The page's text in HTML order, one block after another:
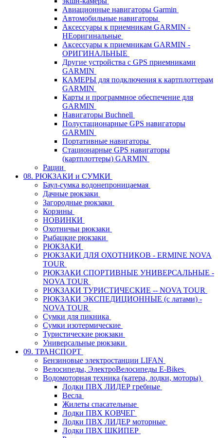
Авиационные навигаторы Garmin
Автомобильные навигаторы
Аксессуары к приемникам GARMIN -
НЕоригинальные
Аксессуары к приемникам GARMIN -
ОРИГИНАЛЬНЫЕ
Другие устройства с GPS приемниками
GARMIN
КАМЕРЫ для подключения к картплоттерам
GARMIN
Карты и программное обеспечение для
GARMIN
Навигаторы Buchnell
Полустационарные GPS навигаторы
GARMIN
Портативные навигаторы
Стационарные GPS навигаторы
(картплоттеры) GARMIN
Рации
08. РЮКЗАКИ и СУМКИ
Баул-сумка водонепроницаемая
Дачные рюкзаки
Загородные рюкзаки
Корзины
НОВИНКИ
Охотничьи рюкзаки
Рыбацкие рюкзаки
РЮКЗАКИ
РЮКЗАКИ ДЛЯ ОХОТНИКОВ - ERMINE NOVA
TOUR
РЮКЗАКИ СПОРТИВНЫЕ УНИВЕРСАЛЬНЫЕ -
NOVA TOUR
РЮКЗАКИ ТУРИСТИЧЕСКИЕ -- NOVA TOUR
РЮКЗАКИ ЭКСПЕДИЦИОННЫЕ (с латами) -
NOVA TOUR
Сумки для пикника
Сумки изотермические
Туристические рюкзаки
Универсальные рюкзаки
09. ТРАНСПОРТ
Бензиновые электростанции LIFAN
Велосипеды, ЭлектроВелосипеды E-Bikes
Водомоторная техника (катера, лодки, моторы)
Лодки ПВХ ЛИДЕР гребные
Весла
Жилеты спасательные
Лодки ПВХ КОВЧЕГ
Лодки ПВХ ЛИДЕР моторные
Лодки ПВХ ШКИПЕР